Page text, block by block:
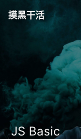
摸黑干活
JS Basic